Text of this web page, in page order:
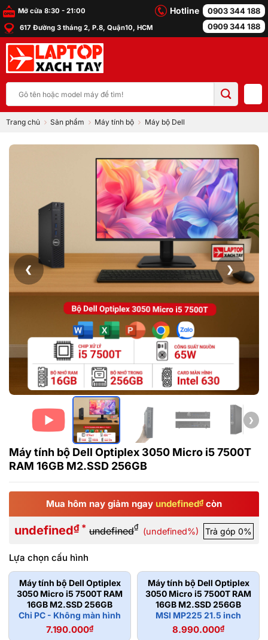
Bỏ
qua
nội
dung
Mở cửa 8:30 - 21:00
617 Đường 3 tháng 2, P.8, Quận10, HCM
Hotline
0903 344 188
0909 344 188
kiếm:
Trang chủ Sản phẩm Máy tính bộ Máy bộ Dell
❮ ❯
❯
Máy tính bộ Dell Optiplex 3050 Micro i5 7500T
RAM 16GB M2.SSD 256GB
Mua hôm nay giảm ngay undefined₫ còn
undefined₫ * undefined₫ (undefined%) Trả góp 0%
Lựa chọn cấu hình
Máy tính bộ Dell Optiplex
3050 Micro i5 7500T RAM
16GB M2.SSD 256GB
Chỉ PC - Không màn hình
7.190.000₫
Máy tính bộ Dell Optiplex
3050 Micro i5 7500T RAM
16GB M2.SSD 256GB
MSI MP225 21.5 inch
8.990.000₫